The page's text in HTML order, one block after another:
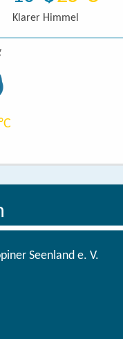
Klarer Himmel
Seenland e. V.